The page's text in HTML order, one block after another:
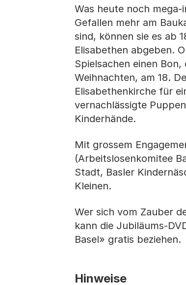
Was heute noch
Gefallen mehr am
sind, können sie es ab
Elisabethen abgeben.
Spielsachen einen
Weihnachten, am 18.
Elisabethenkirche für
vernachlässigte
Kinderhände.
Mit grossem
(Arbeitslosenkomitee
Stadt, Basler
Kleinen.
Wer sich vom Zauber
kann die Jubiläums-
Basel» gratis beziehen.
Hinweise